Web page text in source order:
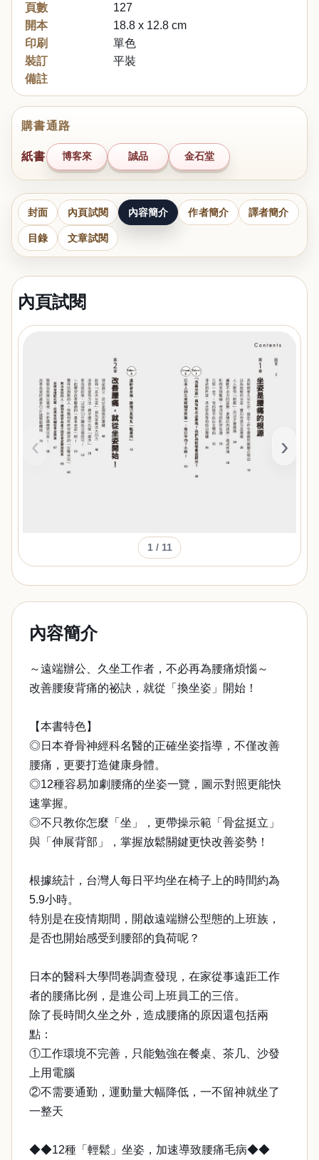
頁數
127
開本
18.8 x 12.8 cm
印刷
單色
裝訂
平裝
備註
購書通路
紙書 博客來 誠品 金石堂
封面 內頁試閱 內容簡介 作者簡介 譯者簡介
目錄 文章試閱
內頁試閱
‹ ›
1/ 11
內容簡介
～遠端辦公、久坐工作者，不必再為腰痛煩惱～
改善腰痠背痛的祕訣，就從「換坐姿」開始！
【本書特色】
◎日本脊骨神經科名醫的正確坐姿指導，不僅改善
腰痛，更要打造健康身體。
◎12種容易加劇腰痛的坐姿一覽，圖示對照更能快
速掌握。
◎不只教你怎麼「坐」，更帶操示範「骨盆挺立」
與「伸展背部」，掌握放鬆關鍵更快改善姿勢！
根據統計，台灣人每日平均坐在椅子上的時間約為
5.9小時。
特別是在疫情期間，開啟遠端辦公型態的上班族，
是否也開始感受到腰部的負荷呢？
日本的醫科大學問卷調查發現，在家從事遠距工作
者的腰痛比例，是進公司上班員工的三倍。
除了長時間久坐之外，造成腰痛的原因還包括兩
點：
①工作環境不完善，只能勉強在餐桌、茶几、沙發
上用電腦
②不需要通勤，運動量大幅降低，一不留神就坐了
一整天
◆◆12種「輕鬆」坐姿，加速導致腰痛毛病◆◆